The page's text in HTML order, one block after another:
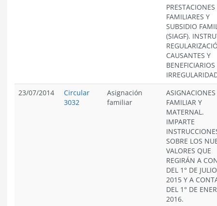
PRESTACIONES
FAMILIARES Y
SUBSIDIO
(SIAGF).
CAUSANTES Y
23/07/2014
Circular
3032
Asignación
familiar
ASIGNACIONES
FAMILIAR Y
MATERNAL.
IMPARTE
SOBRE LOS
VALORES QUE
REGIRÁN A
DEL 1° DE
2015 Y A
DEL 1° DE
2016.